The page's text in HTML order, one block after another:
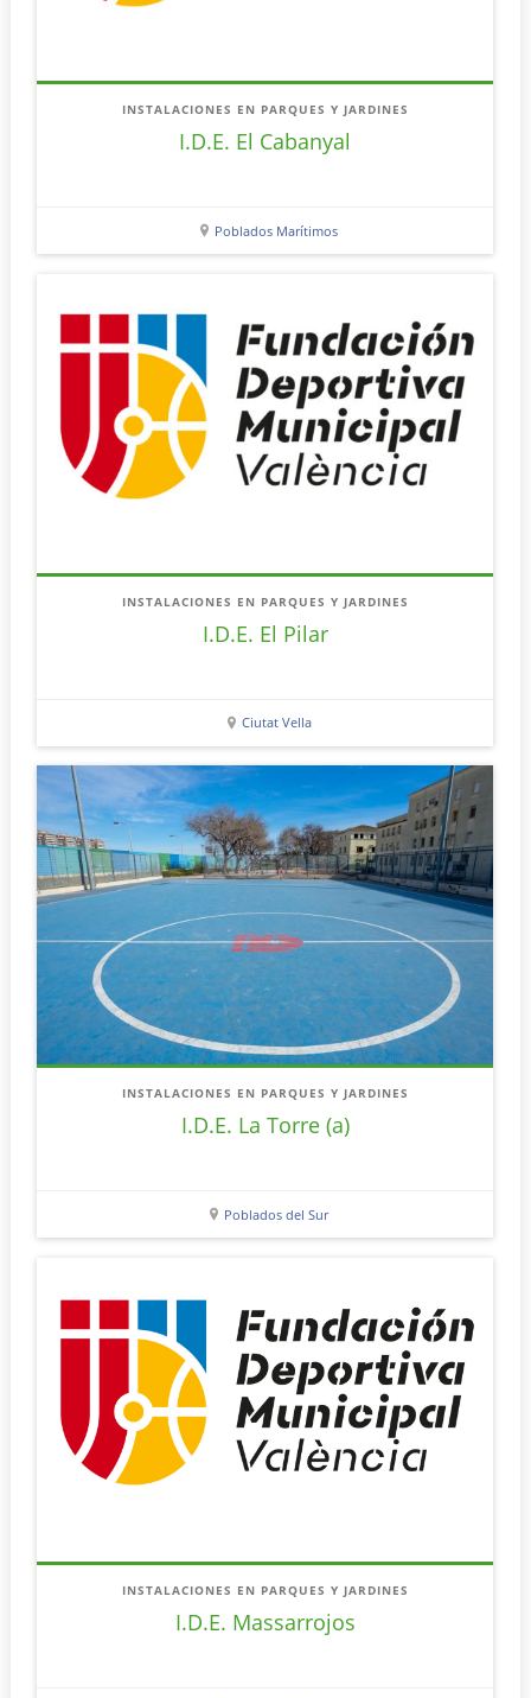
INSTALACIONES EN PARQUES Y JARDINES
I.D.E. El Cabanyal
Poblados Marítimos
INSTALACIONES EN PARQUES Y JARDINES
I.D.E. El Pilar
Ciutat Vella
INSTALACIONES EN PARQUES Y JARDINES
I.D.E. La Torre (a)
Poblados del Sur
INSTALACIONES EN PARQUES Y JARDINES
I.D.E. Massarrojos